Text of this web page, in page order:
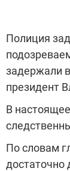
Полиция
задержали
президент
В
По словам
достаточно